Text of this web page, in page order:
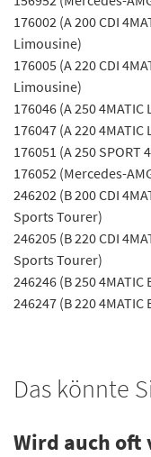
176002 (A 200 CDI
Limousine)
176005 (A 220 CDI
Limousine)
176046 (A 250
176047 (A 220
176051 (A 250 SPORT
176052 (Mercedes-
246202 (B 200 CDI
Sports Tourer)
246205 (B 220 CDI
Sports Tourer)
246246 (B 250
246247 (B 220
Das könnte
Wird auch oft